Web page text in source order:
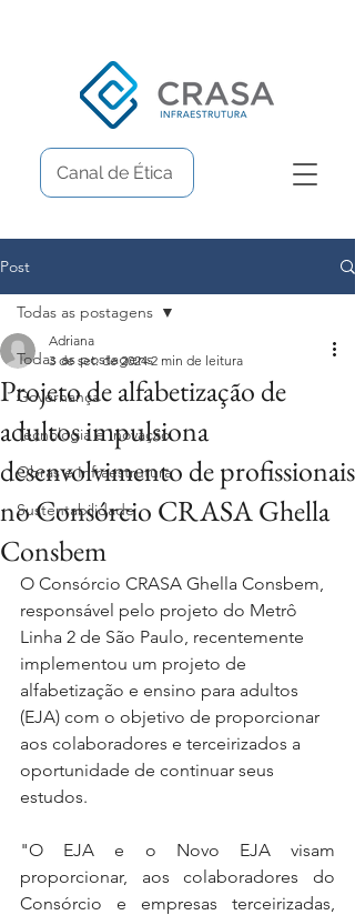
Canal de Ética
Post
Todas as postagens
Governança
Tecnologia e Inovação
Obras e Infraestrutura
Sustentabilidade
Todas as postagens
Projeto de alfabetização de
adultos impulsiona
desenvolvimento de profissionais
no Consórcio CRASA Ghella
Consbem
Adriana
3 de set. de 2024 2 min de leitura
O Consórcio CRASA Ghella Consbem,
responsável pelo projeto do Metrô
Linha 2 de São Paulo, recentemente
implementou um projeto de
alfabetização e ensino para adultos
(EJA) com o objetivo de proporcionar
aos colaboradores e terceirizados a
oportunidade de continuar seus
estudos.
"O EJA e o Novo EJA visam
proporcionar, aos colaboradores do
Consórcio e empresas terceirizadas,